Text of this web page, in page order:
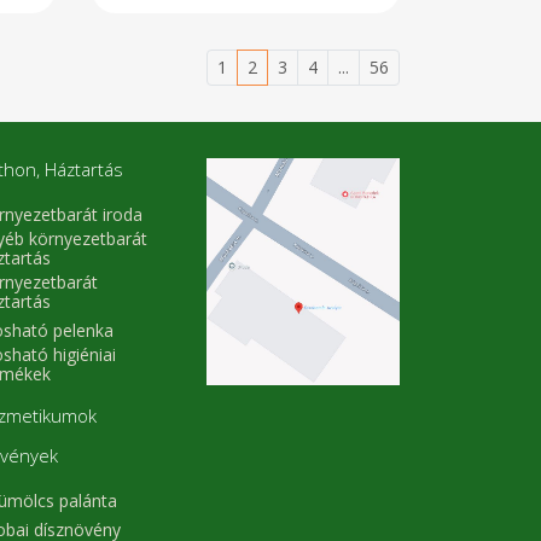
1 2 3 4 ... 56
Háztartás
iroda
környezetbarát
pelenka
higiéniai
palánta
dísznövény